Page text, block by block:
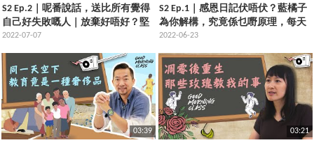
S2 Ep.2｜呢番說話，送比所有覺得
自己好失敗嘅人｜放棄好唔好？堅
持值唔值？人生到底有咩意義？
2022-07-07
S2 Ep.1｜感恩日記伏唔伏？藍橘子
為你解構，究竟係乜嘢原理，每天
寫低3件感恩事件，就會影響情緒？
2022-06-23
03:39 03:21